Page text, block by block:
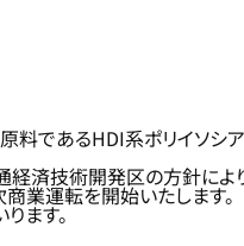
であるHDI系ポリイソシア
済技術開発区の方針に
業運転を開始いたします。
ます。